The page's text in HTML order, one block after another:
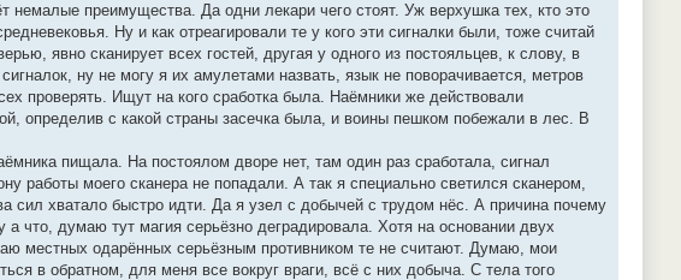
немалые преимущества. Да одни лекари чего стоят. Уж верхушка тех, кто это
Ну и как отреагировали те у кого эти сигналки были, тоже считай
явно сканирует всех гостей, другая у одного из постояльцев, к слову, в
ну не могу я их амулетами назвать, язык не поворачивается, метров
проверять. Ищут на кого сработка была. Наёмники же действовали
определив с какой страны засечка была, и воины пешком побежали в лес. В
пищала. На постоялом дворе нет, там один раз сработала, сигнал
работы моего сканера не попадали. А так я специально светился сканером,
хватало быстро идти. Да я узел с добычей с трудом нёс. А причина почему
что, думаю тут магия серьёзно деградировала. Хотя на основании двух
местных одарённых серьёзным противником те не считают. Думаю, мои
в обратном, для меня все вокруг враги, всё с них добыча. С тела того